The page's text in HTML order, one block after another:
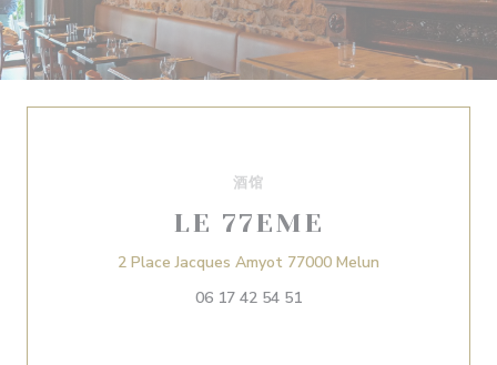
酒馆
LE 77EME
2 Place Jacques Amyot 77000 Melun
06 17 42 54 51